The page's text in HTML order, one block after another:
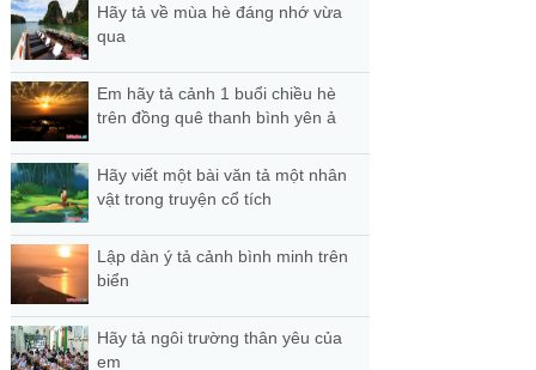
Hãy tả về mùa hè đáng nhớ vừa
qua
Em hãy tả cảnh 1 buổi chiều hè
trên đồng quê thanh bình yên ả
Hãy viết một bài văn tả một nhân
vật trong truyện cổ tích
Lập dàn ý tả cảnh bình minh trên
biển
Hãy tả ngôi trường thân yêu của
em